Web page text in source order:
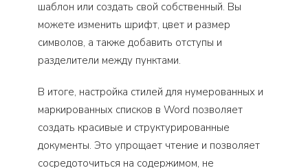
шаблон или создать свой собственный. Вы
можете изменить шрифт, цвет и размер
символов, а также добавить отступы и
разделители между пунктами.
В итоге, настройка стилей для нумерованных и
маркированных списков в Word позволяет
создать красивые и структурированные
документы. Это упрощает чтение и позволяет
сосредоточиться на содержимом, не